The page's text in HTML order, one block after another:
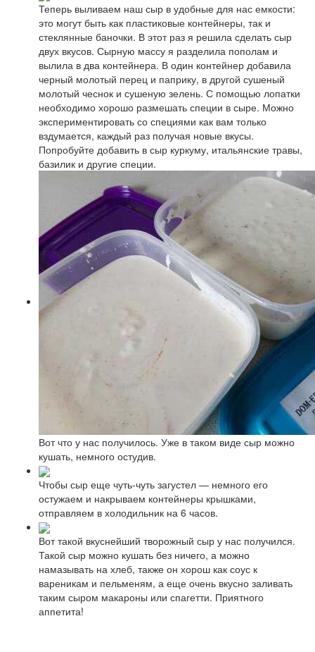
Теперь выливаем наш сыр в удобные для нас емкости:
это могут быть как пластиковые контейнеры, так и
стеклянные баночки. В этот раз я решила сделать сыр
двух вкусов. Сырную массу я разделила пополам и
вылила в два контейнера. В один контейнер добавила
черный молотый перец и паприку, в другой сушеный
молотый чеснок и сушеную зелень. С помощью лопатки
необходимо хорошо размешать специи в сыре. Можно
экспериментировать со специями как вам только
вздумается, каждый раз получая новые вкусы.
Попробуйте добавить в сыр куркуму, итальянские травы,
базилик и другие специи.
Вот что у нас получилось. Уже в таком виде сыр можно
кушать, немного остудив.
Чтобы сыр еще чуть-чуть загустел — немного его
остужаем и накрываем контейнеры крышками,
отправляем в холодильник на 6 часов.
Вот такой вкуснейший творожный сыр у нас получился.
Такой сыр можно кушать без ничего, а можно
намазывать на хлеб, также он хорош как соус к
вареникам и пельменям, а еще очень вкусно заливать
таким сыром макароны или спагетти. Приятного
аппетита!